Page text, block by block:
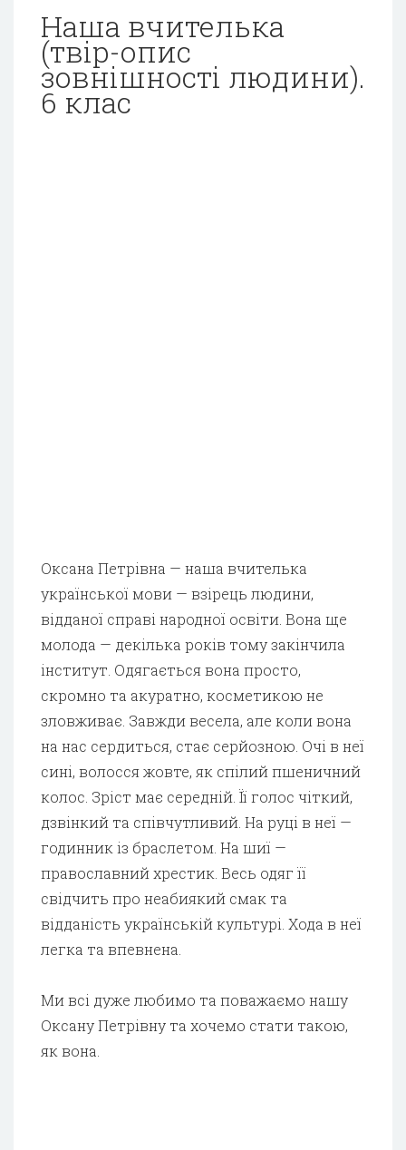
Наша вчителька
(твір-опис
зовнішності людини).
6 клас
Оксана Петрівна — наша вчителька
української мови — взірець людини,
відданої справі народної освіти. Вона ще
молода — декілька років тому закінчила
інститут. Одягається вона просто,
скромно та акуратно, косметикою не
зловживає. Завжди весела, але коли вона
на нас сердиться, стає серйозною. Очі в неї
сині, волосся жовте, як спілий пшеничний
колос. Зріст має середній. Її голос чіткий,
дзвінкий та співчутливий. На руці в неї —
годинник із браслетом. На шиї —
православний хрестик. Весь одяг її
свідчить про неабиякий смак та
відданість українській культурі. Хода в неї
легка та впевнена.
Ми всі дуже любимо та поважаємо нашу
Оксану Петрівну та хочемо стати такою,
як вона.